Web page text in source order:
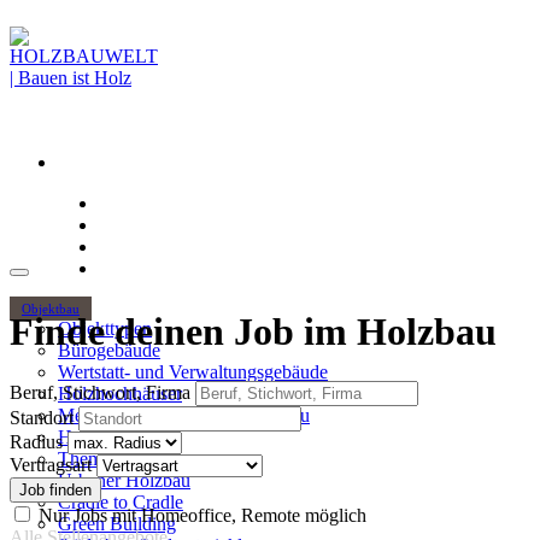
Objektbau
Objekttypen
Bürogebäude
Wertstatt- und Verwaltungsgebäude
Holzhochhäuser
Mehrgeschossiger Wohnungsbau
Hallenbau
Themen
Urbaner Holzbau
Cradle to Cradle
Green Building
Finde deinen Job im Holzbau
Beruf, Stichwort, Firma
Standort
Radius
Vertragsart
Nur Jobs mit Homeoffice, Remote möglich